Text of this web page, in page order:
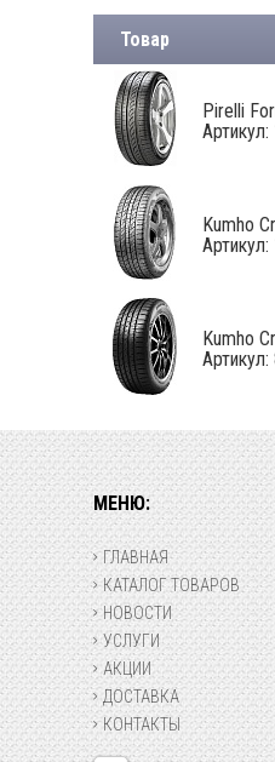
Товар
Pirelli
Kumho
Kumho
Артикул:
МЕНЮ:
ГЛАВНАЯ
КАТАЛОГ ТОВАРОВ
НОВОСТИ
УСЛУГИ
АКЦИИ
ДОСТАВКА
КОНТАКТЫ